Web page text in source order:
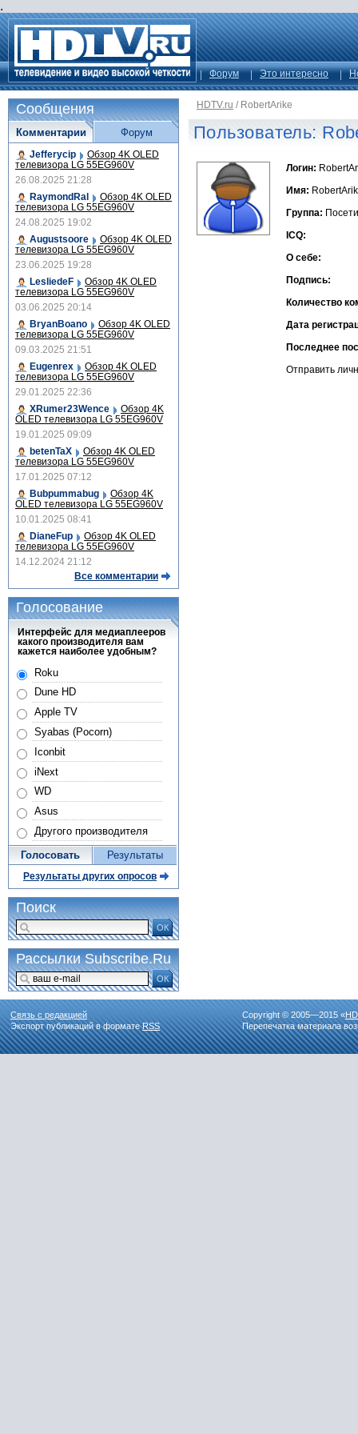
.
Форум Это интересно
HDTV.ru / RobertArike
Пользователь:
Логин:
Имя:
Группа:
ICQ:
О себе:
Подпись:
Количество
Дата
Последнее
Отправить
Сообщения
Комментарии
Jefferycip Обзор 4K OLED
телевизора LG 55EG960V
26.08.2025 21:28
RaymondRal
Обзор 4K OLED
телевизора LG 55EG960V
24.08.2025 19:02
Augustsoore
Обзор 4K OLED
телевизора LG 55EG960V
23.06.2025 19:28
LesliedeF
Обзор 4K OLED
телевизора LG 55EG960V
03.06.2025 20:14
BryanBoano
Обзор 4K OLED
телевизора LG 55EG960V
09.03.2025 21:51
Eugenrex
Обзор 4K OLED
телевизора LG 55EG960V
29.01.2025 22:36
XRumer23Wence
Обзор 4K
OLED телевизора LG 55EG960V
19.01.2025 09:09
betenTaX
Обзор 4K OLED
телевизора LG 55EG960V
17.01.2025 07:12
Bubpummabug
Обзор 4K
OLED телевизора LG 55EG960V
10.01.2025 08:41
DianeFup
Обзор 4K OLED
телевизора LG 55EG960V
14.12.2024 21:12
Все комментарии
Форум
Голосование
Интерфейс для медиаплееров
какого производителя вам
кажется наиболее удобным?
Roku
Dune HD
Apple TV
Syabas (Pocorn)
Iconbit
iNext
WD
Asus
Другого производителя
Голосовать Результаты
Результаты других опросов
Поиск
ОК
Рассылки Subscribe.Ru
ОК
Связь с редакцией
Экспорт публикаций в форматеRSS
Copyright © 2005—2015 «
Перепечатка материала